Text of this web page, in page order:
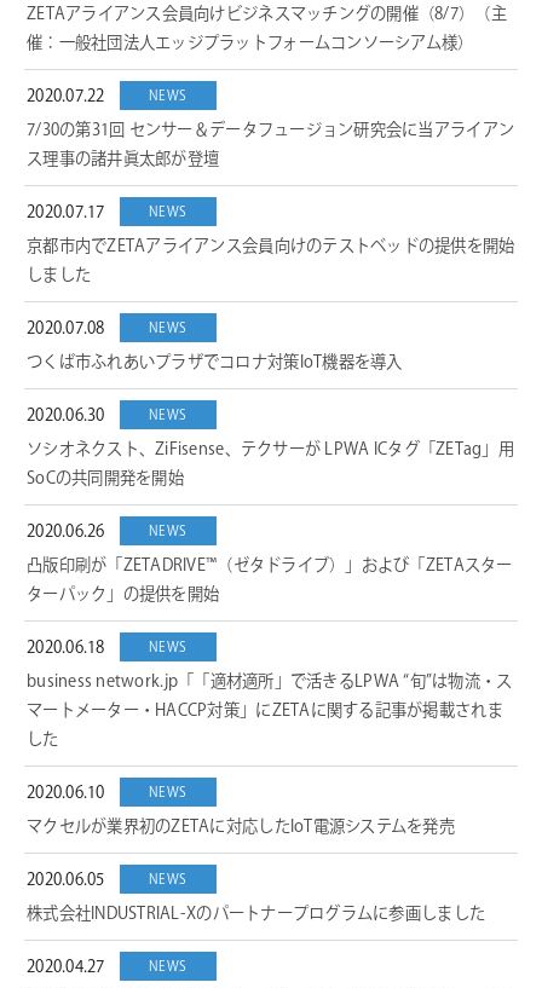
ZETAアライアンス会員向けビジネスマッチングの開催（8/7）（主
催：一般社団法人エッジプラットフォームコンソーシアム様）
2020.07.22 NEWS
7/30の第31回 センサー＆データフュージョン研究会に当アライアン
ス理事の諸井眞太郎が登壇
2020.07.17 NEWS
京都市内でZETAアライアンス会員向けのテストベッドの提供を開始
しました
2020.07.08 NEWS
つくば市ふれあいプラザでコロナ対策IoT機器を導入
2020.06.30 NEWS
ソシオネクスト、ZiFisense、テクサーが LPWA ICタグ「ZETag」用
SoCの共同開発を開始
2020.06.26 NEWS
凸版印刷が「ZETADRIVE™（ゼタドライブ）」および「ZETAスター
ターパック」の提供を開始
2020.06.18 NEWS
business network.jp「「適材適所」で活きるLPWA “旬”は物流・ス
マートメーター・HACCP対策」にZETAに関する記事が掲載されま
した
2020.06.10 NEWS
マクセルが業界初のZETAに対応したIoT電源システムを発売
2020.06.05 NEWS
株式会社INDUSTRIAL-Xのパートナープログラムに参画しました
2020.04.27 NEWS